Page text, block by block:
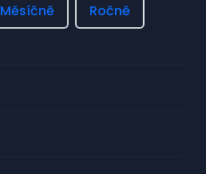
Měsíčně Ročně